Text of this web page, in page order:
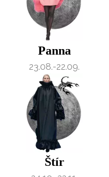
Panna
23.08.-22.09.
Štír